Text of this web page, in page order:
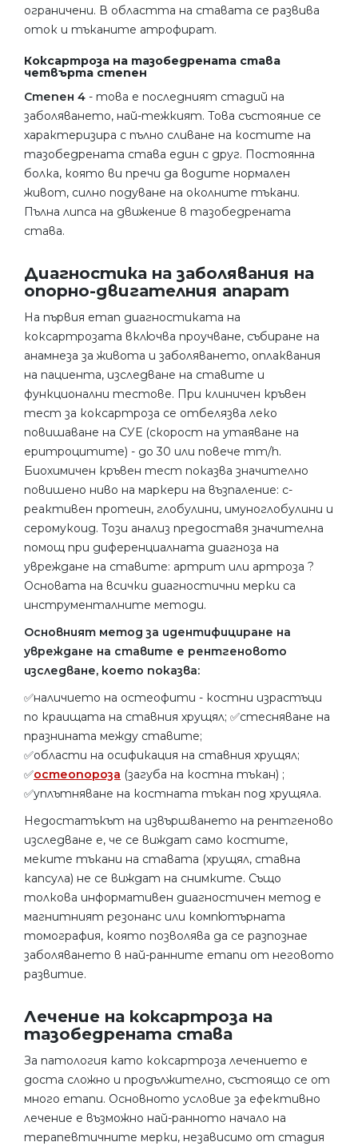
ограничени. В областта на ставата се развива
оток и тъканите атрофират.
Коксартроза на тазобедрената става
четвърта степен
Степен 4 - това е последният стадий на
заболяването, най-тежкият. Това състояние се
характеризира с пълно сливане на костите на
тазобедрената става един с друг. Постоянна
болка, която ви пречи да водите нормален
живот, силно подуване на околните тъкани.
Пълна липса на движение в тазобедрената
става.
Диагностика на заболявания на
опорно-двигателния апарат
На първия етап диагностиката на
коксартрозата включва проучване, събиране на
анамнеза за живота и заболяването, оплаквания
на пациента, изследване на ставите и
функционални тестове. При клиничен кръвен
тест за коксартроза се отбелязва леко
повишаване на СУЕ (скорост на утаяване на
еритроцитите) - до 30 или повече mm/h.
Биохимичен кръвен тест показва значително
повишено ниво на маркери на възпаление: c-
реактивен протеин, глобулини, имуноглобулини и
серомукоид. Този анализ предоставя значителна
помощ при диференциалната диагноза на
увреждане на ставите: артрит или артроза ?
Основата на всички диагностични мерки са
инструменталните методи.
Основният метод за идентифициране на
увреждане на ставите е рентгеновото
изследване, което показва:
✅наличието на остеофити - костни израстъци
по краищата на ставния хрущял; ✅стесняване на
празнината между ставите;
✅области на осификация на ставния хрущял;
✅остеопороза (загуба на костна тъкан) ;
✅уплътняване на костната тъкан под хрущяла.
Недостатъкът на извършването на рентгеново
изследване е, че се виждат само костите,
меките тъкани на ставата (хрущял, ставна
капсула) не се виждат на снимките. Също
толкова информативен диагностичен метод е
магнитният резонанс или компютърната
томография, която позволява да се разпознае
заболяването в най-ранните етапи от неговото
развитие.
Лечение на коксартроза на
тазобедрената става
За патология като коксартроза лечението е
доста сложно и продължително, състоящо се от
много етапи. Основното условие за ефективно
лечение е възможно най-ранното начало на
терапевтичните мерки, независимо от стадия